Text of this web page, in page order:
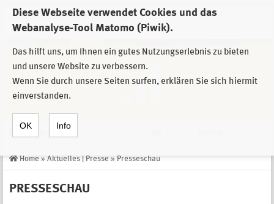
Diese Webseite verwendet Cookies und das
Webanalyse-Tool Matomo (Piwik).
Das hilft uns, um Ihnen ein gutes Nutzungserlebnis zu bieten
und unsere Website zu verbessern.
Wenn Sie durch unsere Seiten surfen, erklären Sie sich hiermit
einverstanden.
OK Info
Zur Auswahl der Einrichtungen der
Stiftung Sächsische Gedenkstätten
Home » Aktuelles | Presse » Presseschau
PRESSESCHAU